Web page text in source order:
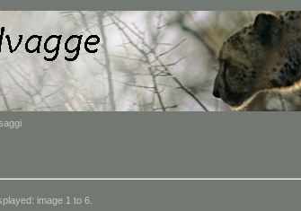
image 1 to 6.